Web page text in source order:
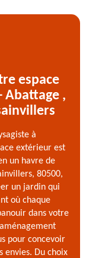
espace
Abattage ,
à
extérieur est
un havre de
80500,
un jardin qui
où chaque
dans votre
pour concevoir
envies. Du choix